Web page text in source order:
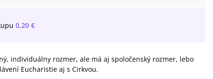
0,20 €
individuálny rozmer, ale má aj spoločenský rozmer, lebo
Eucharistie aj s Cirkvou.